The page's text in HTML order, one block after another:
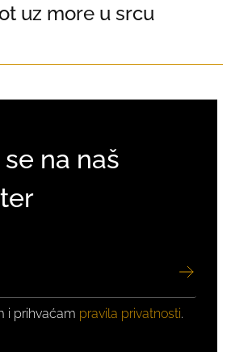
uz more u srcu
na naš
i prihvaćam pravila privatnosti.